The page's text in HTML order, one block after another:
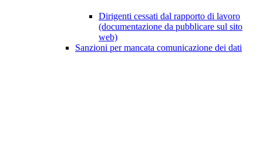
Dirigenti cessati dal rapporto di lavoro
(documentazione da pubblicare sul sito
web)
Sanzioni per mancata comunicazione dei dati